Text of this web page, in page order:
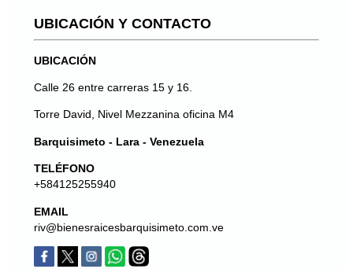
UBICACIÓN Y CONTACTO
UBICACIÓN
Calle 26 entre carreras 15 y 16.
Torre David, Nivel Mezzanina oficina M4
Barquisimeto - Lara - Venezuela
TELÉFONO
+584125255940
EMAIL
riv@bienesraicesbarquisimeto.com.ve